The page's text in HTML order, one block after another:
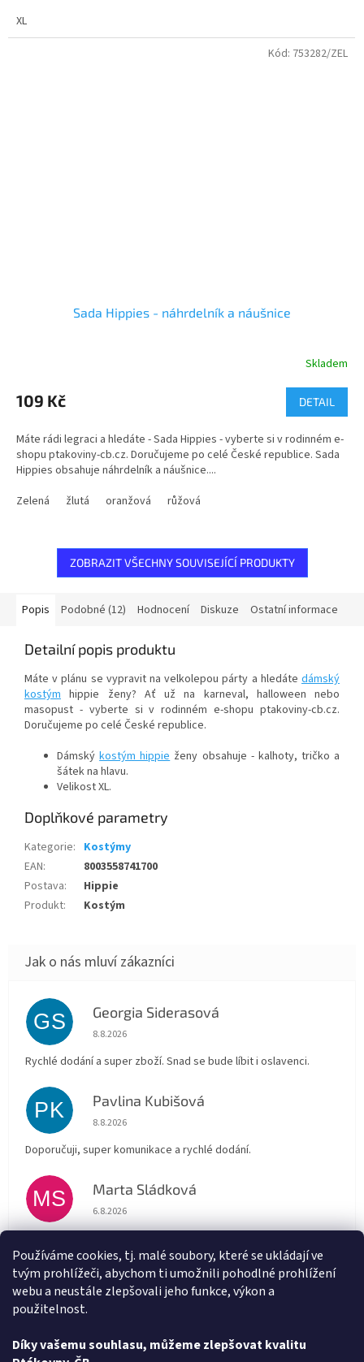
Používáme cookies, tj. malé soubory, které se ukládají ve
tvým prohlížeči, abychom ti umožnili pohodlné prohlížení
webu a neustále zlepšovali jeho funkce, výkon a
použitelnost.
Díky vašemu souhlasu, můžeme zlepšovat kvalitu
XL
Sada Hippies - náhrdelník a náušnice
produktu
je
z
5
hvězdiček.
Skladem
109 Kč DETAIL
Máte rádi legraci a hledáte - Sada Hippies - vyberte si v rodinném e-
shopu ptakoviny-cb.cz. Doručujeme po celé České republice. Sada
Hippies obsahuje náhrdelník a náušnice....
Zelená
žlutá oranžová růžová
Kód: 753282/ZEL
ZOBRAZIT VŠECHNY SOUVISEJÍCÍ PRODUKTY
Popis Podobné (12) Hodnocení Diskuze Ostatní informace
Detailní popis produktu
Máte v plánu se vypravit na velkolepou párty a hledáte dámský
kostým hippie ženy? Ať už na karneval, halloween nebo
masopust - vyberte si v rodinném e-shopu ptakoviny-cb.cz.
Doručujeme po celé České republice.
Dámskýkostým hippieženy obsahuje - kalhoty, tričko a
šátek na hlavu.
Velikost XL.
Doplňkové parametry
Kategorie: Kostýmy
EAN:
8003558741700
Postava:
Hippie
Produkt: Kostým
GS Georgia Siderasová
Hodnocení obchodu je 5 z 5 hvězdiček.
8.8.2026
Rychlé dodání a super zboží. Snad se bude líbit i oslavenci.
PK Pavlina Kubišová
Hodnocení obchodu je 5 z 5 hvězdiček.
8.8.2026
Doporučuji, super komunikace a rychlé dodání.
MS Marta Sládková
Hodnocení obchodu je 5 z 5 hvězdiček.
6.8.2026
AT Alena Trchova
Hodnocení obchodu je 5 z 5 hvězdiček.
5.8.2026